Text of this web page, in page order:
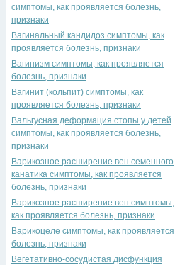
симптомы, как проявляется болезнь,
признаки
Вагинальный кандидоз симптомы, как
проявляется болезнь, признаки
Вагинизм симптомы, как проявляется
болезнь, признаки
Вагинит (кольпит) симптомы, как
проявляется болезнь, признаки
Вальгусная деформация стопы у детей
симптомы, как проявляется болезнь,
признаки
Варикозное расширение вен семенного
канатика симптомы, как проявляется
болезнь, признаки
Варикозное расширение вен симптомы,
как проявляется болезнь, признаки
Варикоцеле симптомы, как проявляется
болезнь, признаки
Вегетативно-сосудистая дисфункция